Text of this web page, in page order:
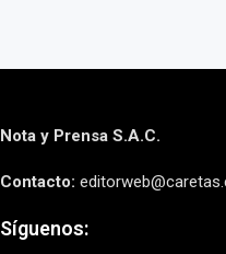
Nota y Prensa S.A.C.
Contacto:
Síguenos: